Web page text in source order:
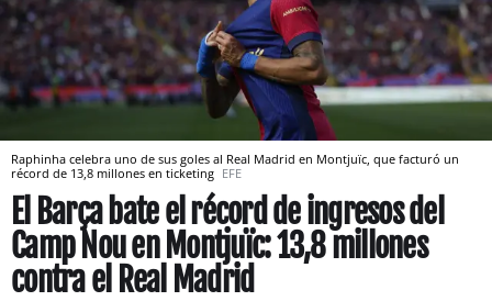
Raphinha celebra uno de sus goles al Real Madrid en Montjuïc, que facturó un
récord de 13,8 millones en ticketing EFE
El Barça bate el récord de ingresos del
Camp Nou en Montjuïc: 13,8 millones
contra el Real Madrid